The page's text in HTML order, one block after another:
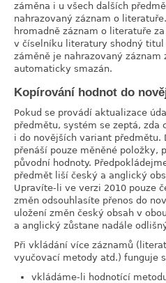
záměna i u všech dalších
nahrazovaný záznam o
hromadně záznam o literatuře
v číselníku literatury shodný
záměně je nahrazovaný
automaticky smazán.
Kopírování hodnot do
Pokud se provádí aktualizace
předmětu, systém se zeptá, zda
i do novějších variant předmětu.
přenáší pouze měněné položky,
původní hodnoty.
předmět liší český a anglický
Upravíte-li ve verzi 2010 pouze
změn odsouhlasíte přenos do
uložení změn český obsah v
a anglický zůstane nadále
Při vkládání více záznamů
vyučovací metody atd.) funguje
vkládáme-li hodnotící